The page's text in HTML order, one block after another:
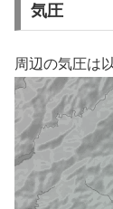
気圧
周辺の気圧は